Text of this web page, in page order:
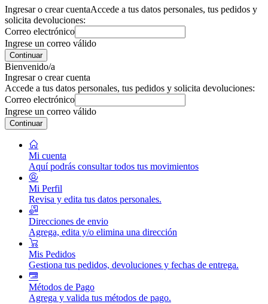
Ingresar o crear cuentaAccede a tus datos personales, tus pedidos y
solicita devoluciones:
Correo electrónico
Ingrese un correo válido
Continuar
Bienvenido/a
Ingresar o crear cuenta
Accede a tus datos personales, tus pedidos y solicita devoluciones:
Correo electrónico
Ingrese un correo válido
Continuar
Mi cuenta
Aquí podrás consultar todos tus movimientos
Mi Perfil
Revisa y edita tus datos personales.
Direcciones de envio
Agrega, edita y/o elimina una dirección
Mis Pedidos
Gestiona tus pedidos, devoluciones y fechas de entrega.
Métodos de Pago
Agrega y valida tus métodos de pago.